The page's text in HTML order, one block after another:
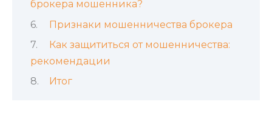
брокера мошенника?
Признаки мошенничества брокера
Как защититься от мошенничества:
рекомендации
Итог